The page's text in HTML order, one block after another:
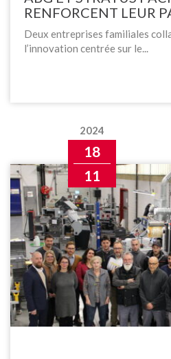
RENFORCENT LEUR
Deux entreprises familiales
l’innovation centrée sur le...
2024
18
11